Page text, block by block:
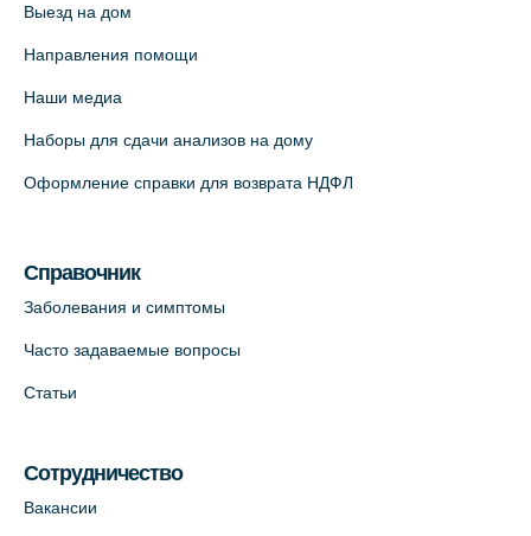
Медицинский центр "Доктор Семейный"
(официальный партнер),
+7 (812) 664-55-80
На карте
+7 (812) 660-73-69
На карте
На карте
Выезд на дом
Направления помощи
Наши медиа
Наборы для сдачи анализов на дому
Оформление справки для возврата НДФЛ
Справочник
Заболевания и симптомы
Часто задаваемые вопросы
Статьи
Сотрудничество
Вакансии